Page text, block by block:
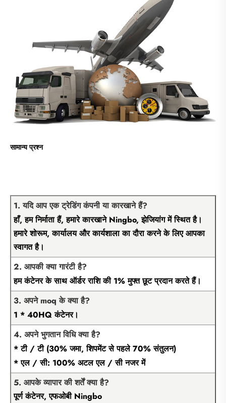
सामान्य प्रश्न
1. यदि आप एक ट्रेडिंग कंपनी या कारखाने हैं?
हाँ, हम निर्माता हैं, हमारे कारखाने Ningbo, झेजियांग में स्थित है।
हमारे शोरूम, कार्यालय और कार्यशाला का दौरा करने के लिए आपका
स्वागत है।
2. आपकी क्या गारंटी है?
हम कंटेनर के साथ ऑर्डर राशि की 1% मुफ्त छूट प्रदान करते हैं।
3. अपने moq के क्या है?
1 * 40HQ कंटेनर।
4. अपने भुगतान विधि क्या है?
* टी / टी (30% जमा, शिपमेंट से पहले 70% संतुलन)
* एल / सी: 100% अटल एल / सी नजर में
5. आपके व्यापार की शर्तें क्या है?
पूर्ण कंटेनर, एफओबी Ningbo